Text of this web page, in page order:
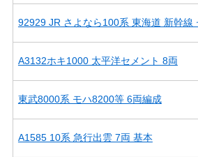
92929 JR さよなら100系 東海道 新幹線
A3132ホキ1000 太平洋セメント 8両
東武8000系 モハ8200等 6両編成
A1585 10系 急行出雲 7両 基本